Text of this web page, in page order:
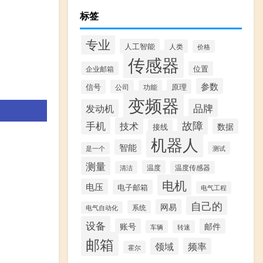
标签
专业 人工智能 人类 价格
企业邮箱 传感器 位置
信号 公司 功能 原理 参数
发动机 变频器 品牌
手机 技术 接线 故障 数据
是一个 智能 机器人 测试
测量 清洁 温度 温度传感器
电压 电子邮箱 电机 电气工程
电气自动化 系统 网易 自己的
设备 账号 车辆 转速 邮件
邮箱 霍尔 领域 频率